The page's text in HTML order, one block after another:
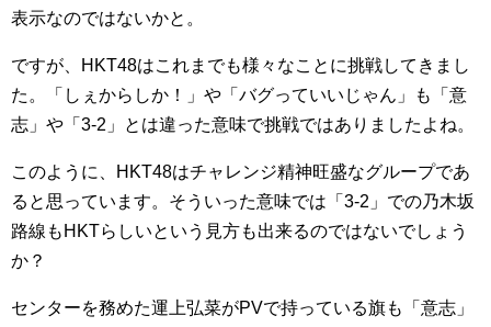
表示なのではないかと。
ですが、HKT48はこれまでも様々なことに挑戦してきまし
た。「しぇからしか！」や「バグっていいじゃん」も「意
志」や「3-2」とは違った意味で挑戦ではありましたよね。
このように、HKT48はチャレンジ精神旺盛なグループであ
ると思っています。そういった意味では「3-2」での乃木坂
路線もHKTらしいという見方も出来るのではないでしょう
か？
センターを務めた運上弘菜がPVで持っている旗も「意志」